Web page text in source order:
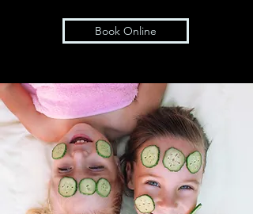
Book Online